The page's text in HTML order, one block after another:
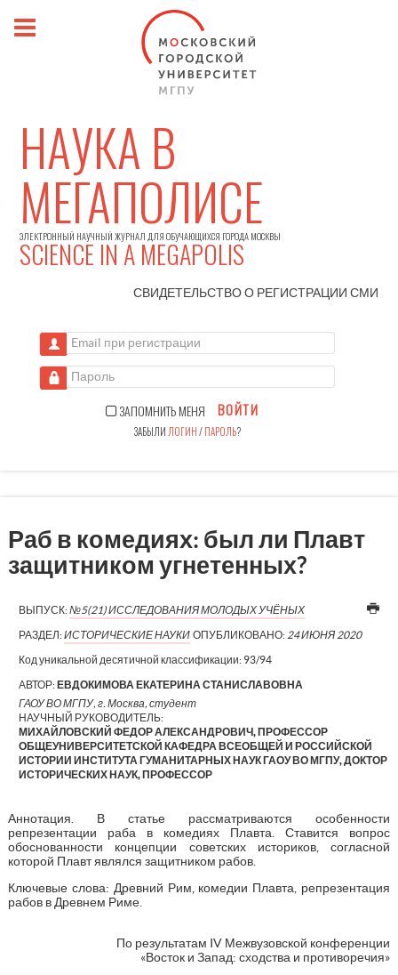
НАУКА В
МЕГАПОЛИСЕ
ЭЛЕКТРОННЫЙ НАУЧНЫЙ ЖУРНАЛ ДЛЯ ОБУЧАЮЩИХСЯ ГОРОДА МОСКВЫ
SCIENCE IN A MEGAPOLIS
СВИДЕТЕЛЬСТВО О РЕГИСТРАЦИИСМИ
Email при регистрации
Пароль
ЗАПОМНИТЬ МЕНЯ ВОЙТИ
ЗАБЫЛИ ЛОГИН/ПАРОЛЬ?
Раб в комедиях: был ли Плавт
защитником угнетенных?
ВЫПУСК:№5(21) ИССЛЕДОВАНИЯ МОЛОДЫХ УЧЁНЫХ
РАЗДЕЛ:ИСТОРИЧЕСКИЕ НАУКИ ОПУБЛИКОВАНО: 24 ИЮНЯ 2020
Код уникальной десятичной классификации: 93/94
АВТОР:ЕВДОКИМОВА ЕКАТЕРИНА СТАНИСЛАВОВНА
ГАОУ ВО МГПУ, г. Москва, студент
НАУЧНЫЙ РУКОВОДИТЕЛЬ:
МИХАЙЛОВСКИЙ ФЕДОР АЛЕКСАНДРОВИЧ, ПРОФЕССОР
ОБЩЕУНИВЕРСИТЕТСКОЙ КАФЕДРА ВСЕОБЩЕЙ И РОССИЙСКОЙ
ИСТОРИИ ИНСТИТУТА ГУМАНИТАРНЫХ НАУК ГАОУ ВО МГПУ, ДОКТОР
ИСТОРИЧЕСКИХ НАУК, ПРОФЕССОР
Аннотация. В статье рассматриваются особенности
репрезентации раба в комедиях Плавта. Ставится вопрос
обоснованности концепции советских историков, согласной
которой Плавт являлся защитником рабов.
Ключевые слова: Древний Рим, комедии Плавта, репрезентация
рабов в Древнем Риме.
По результатам IV Межвузовской конференции
«Восток и Запад: сходства и противоречия»